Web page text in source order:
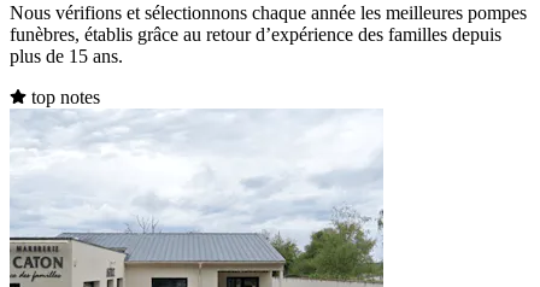
Nous vérifions et sélectionnons chaque année les meilleures pompes
funèbres, établis grâce au retour d’expérience des familles depuis
plus de 15 ans.
top notes